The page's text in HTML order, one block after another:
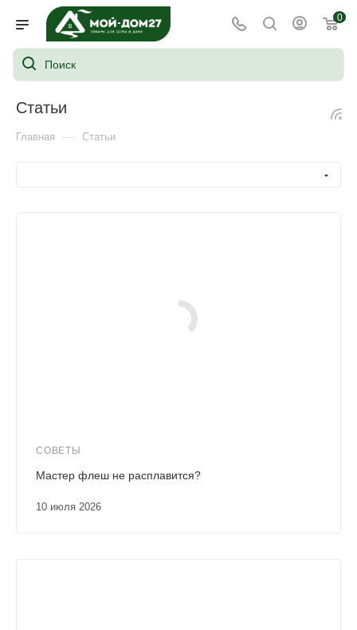
0
Статьи
Главная — Статьи
СОВЕТЫ
10 июля 2026
Мастер флеш не расплавится?